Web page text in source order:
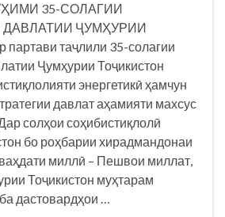
35-СОЛАГИИ
ҶУМҲУРИИ
таҷлили 35-солагии
Ҷумҳурии Тоҷикистон
энергетикӣ ҳамчун
давлат аҳамияти махсус
солҳои соҳибистиқлолӣ
бо роҳбарии хирадмандонаи
миллӣ – Пешвои миллат,
Тоҷикистон муҳтарам
дастовардҳои …